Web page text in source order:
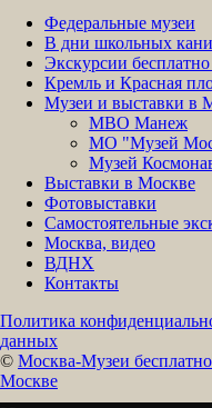
Федеральные музеи
В дни школьных
Экскурсии
Кремль и Красная
Музеи и выставки в
МВО Манеж
МО "Музей
Музей
Выставки в Москве
Фотовыставки
Самостоятельные
Москва, видео
ВДНХ
Контакты
Политика
данных
© Москва-Музеи
Москве